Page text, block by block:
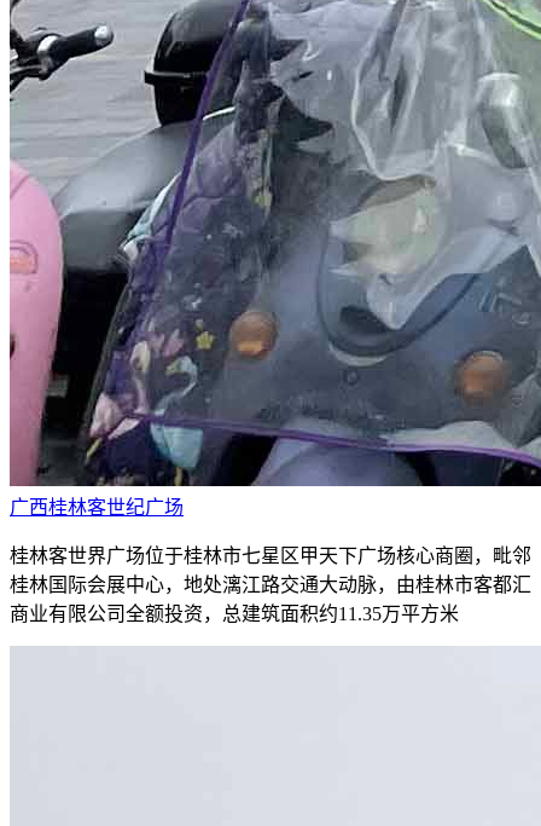
广西桂林客世纪广场
桂林客世界广场位于桂林市七星区甲天下广场核心商圈，毗邻
桂林国际会展中心，地处漓江路交通大动脉，由桂林市客都汇
商业有限公司全额投资，总建筑面积约11.35万平方米